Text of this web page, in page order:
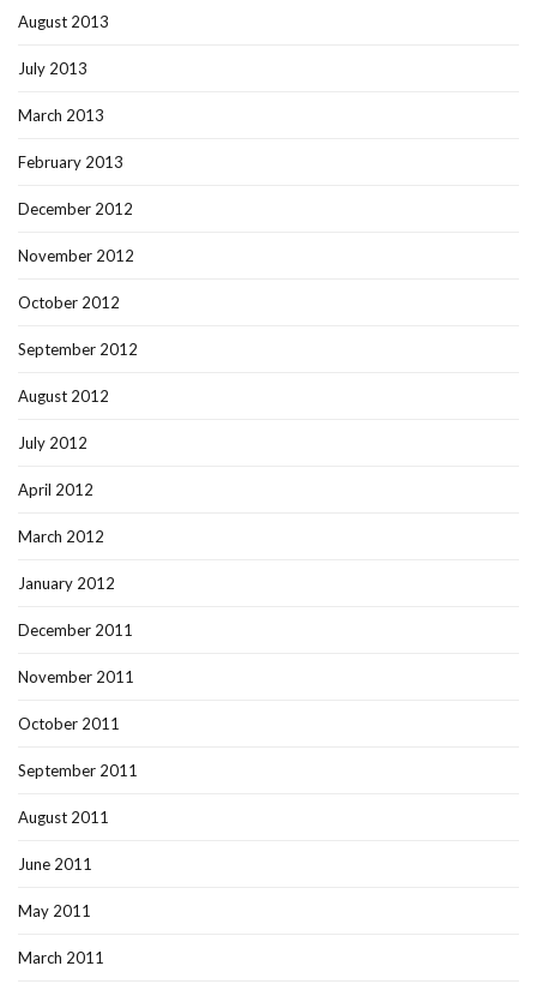
August 2013
July 2013
March 2013
February 2013
December 2012
November 2012
October 2012
September 2012
August 2012
July 2012
April 2012
March 2012
January 2012
December 2011
November 2011
October 2011
September 2011
August 2011
June 2011
May 2011
March 2011